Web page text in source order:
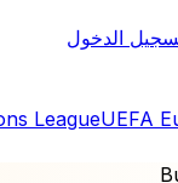
الدخول
LeagueUEFA